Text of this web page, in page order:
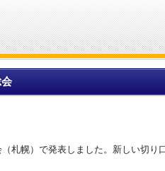
札幌）で発表しました。新しい切り